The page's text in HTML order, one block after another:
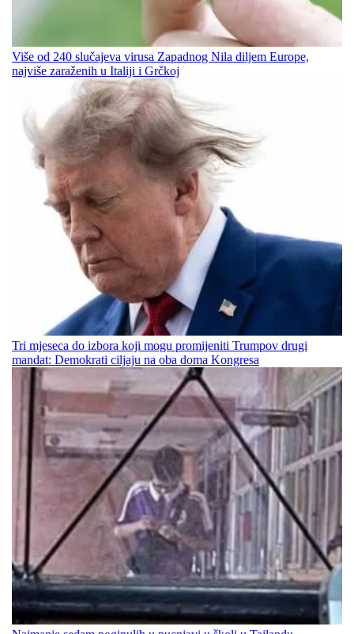
Više od 240 slučajeva virusa Zapadnog Nila diljem Europe,
najviše zaraženih u Italiji i Grčkoj
Tri mjeseca do izbora koji mogu promijeniti Trumpov drugi
mandat: Demokrati ciljaju na oba doma Kongresa